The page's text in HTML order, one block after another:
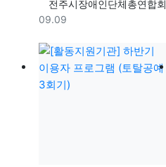
등록자
전주시장애인단체총연합회
등록일
09.09